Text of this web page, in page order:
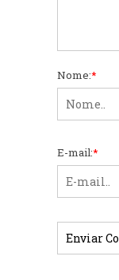
Nome:*
E-mail:*